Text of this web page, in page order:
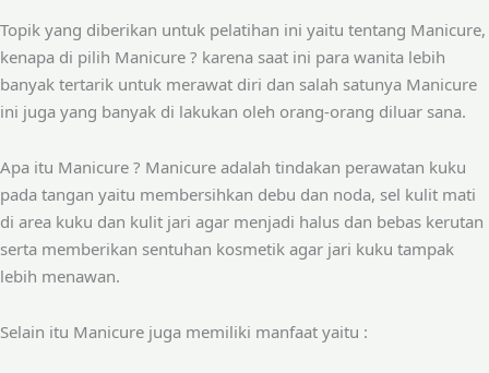
Topik yang diberikan untuk pelatihan ini yaitu tentang Manicure,
kenapa di pilih Manicure ? karena saat ini para wanita lebih
banyak tertarik untuk merawat diri dan salah satunya Manicure
ini juga yang banyak di lakukan oleh orang-orang diluar sana.
Apa itu Manicure ? Manicure adalah tindakan perawatan kuku
pada tangan yaitu membersihkan debu dan noda, sel kulit mati
di area kuku dan kulit jari agar menjadi halus dan bebas kerutan
serta memberikan sentuhan kosmetik agar jari kuku tampak
lebih menawan.
Selain itu Manicure juga memiliki manfaat yaitu :